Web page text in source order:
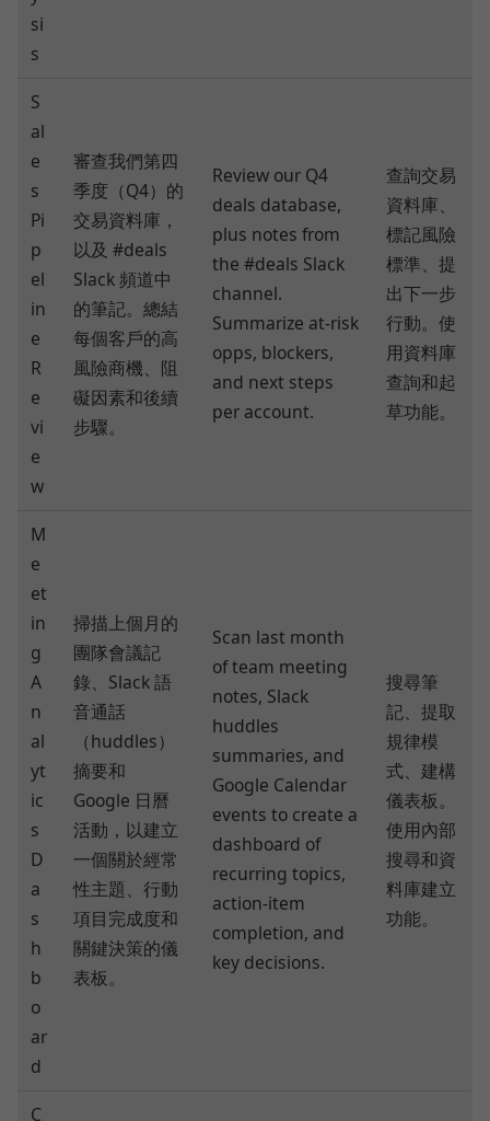
si
s
S
al
e
s
Pi
p
el
in
e
R
e
vi
e
w
審查我們第四
季度（Q4）的
交易資料庫，
以及 #deals
Slack 頻道中
的筆記。總結
每個客戶的高
風險商機、阻
礙因素和後續
步驟。
Review our Q4
deals database,
plus notes from
the #deals Slack
channel.
Summarize at‑risk
opps, blockers,
and next steps
per account.
查詢交易
資料庫、
標記風險
標準、提
出下一步
行動。使
用資料庫
查詢和起
草功能。
M
e
et
in
g
A
n
al
yt
ic
s
D
a
s
h
b
o
ar
d
掃描上個月的
團隊會議記
錄、Slack 語
音通話
（huddles）
摘要和
Google 日曆
活動，以建立
一個關於經常
性主題、行動
項目完成度和
關鍵決策的儀
表板。
Scan last month
of team meeting
notes, Slack
huddles
summaries, and
Google Calendar
events to create a
dashboard of
recurring topics,
action‑item
completion, and
key decisions.
搜尋筆
記、提取
規律模
式、建構
儀表板。
使用內部
搜尋和資
料庫建立
功能。
C